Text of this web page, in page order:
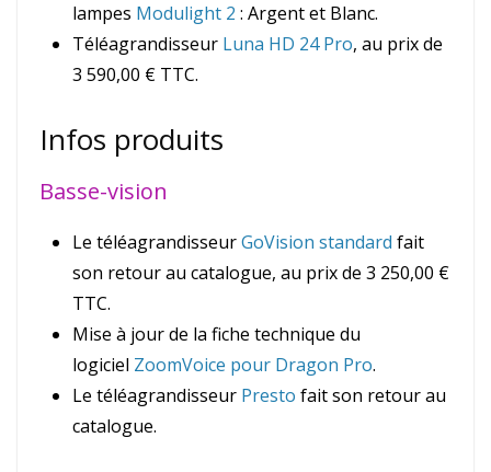
lampes Modulight 2 : Argent et Blanc.
Téléagrandisseur Luna HD 24 Pro, au prix de
3 590,00 € TTC.
Infos produits
Basse-vision
Le téléagrandisseurGoVision standard fait
son retour au catalogue, au prix de 3 250,00 €
TTC.
Mise à jour de la fiche technique du
logiciel ZoomVoice pour Dragon Pro.
Le téléagrandisseur Presto fait son retour au
catalogue.